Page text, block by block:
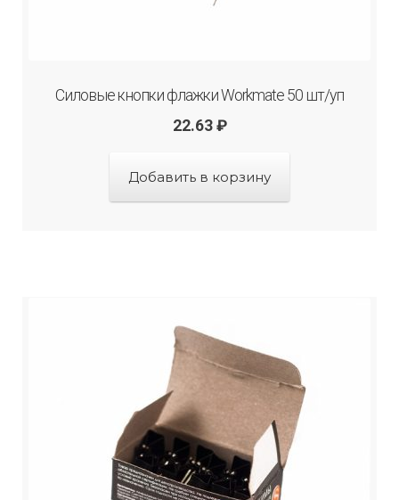
Силовые кнопки флажки Workmate 50 шт/уп
22.63 ₽
Добавить в корзину